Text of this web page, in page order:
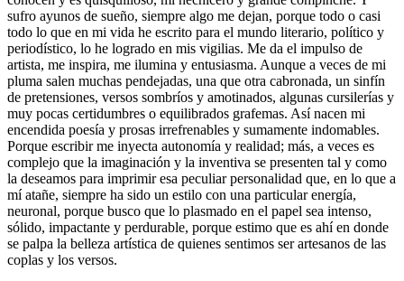
sufro ayunos de sueño, siempre algo me dejan, porque todo o casi
todo lo que en mi vida he escrito para el mundo literario, político y
periodístico, lo he logrado en mis vigilias. Me da el impulso de
artista, me inspira, me ilumina y entusiasma. Aunque a veces de mi
pluma salen muchas pendejadas, una que otra cabronada, un sinfín
de pretensiones, versos sombríos y amotinados, algunas cursilerías y
muy pocas certidumbres o equilibrados grafemas. Así nacen mi
encendida poesía y prosas irrefrenables y sumamente indomables.
Porque escribir me inyecta autonomía y realidad; más, a veces es
complejo que la imaginación y la inventiva se presenten tal y como
la deseamos para imprimir esa peculiar personalidad que, en lo que a
mí atañe, siempre ha sido un estilo con una particular energía,
neuronal, porque busco que lo plasmado en el papel sea intenso,
sólido, impactante y perdurable, porque estimo que es ahí en donde
se palpa la belleza artística de quienes sentimos ser artesanos de las
coplas y los versos.